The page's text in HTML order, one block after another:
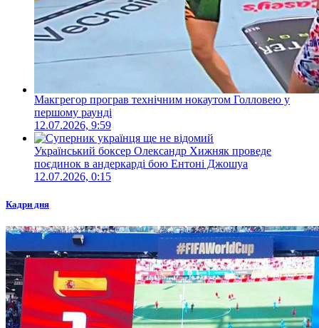
Макгрегор програв технічним нокаутом Голловею у
першому раунді
12.07.2026, 9:59
Український боксер Олександр Хижняк проведе
поєдинок в андеркарді бою Ентоні Джошуа
12.07.2026, 0:15
Кадри дня